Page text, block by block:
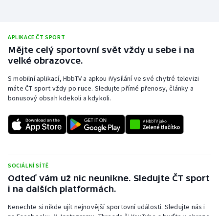
Rychlostní kanoistika
Short track
Sportovní střelba
Stolní tenis
Triatlon
Veslování
Vodní slalom
APLIKACE ČT SPORT
Mějte celý sportovní svět vždy u sebe i na
velké obrazovce.
S mobilní aplikací, HbbTV a apkou iVysílání ve své chytré televizi
máte ČT sport vždy po ruce. Sledujte přímé přenosy, články a
bonusový obsah kdekoli a kdykoli.
SOCIÁLNÍ SÍTĚ
Odteď vám už nic neunikne. Sledujte ČT sport
i na dalších platformách.
Nenechte si nikde ujít nejnovější sportovní události. Sledujte nás i